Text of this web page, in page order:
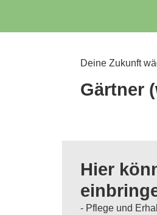
Deine Zukunft
Gärtner
Hier
- Pflege und